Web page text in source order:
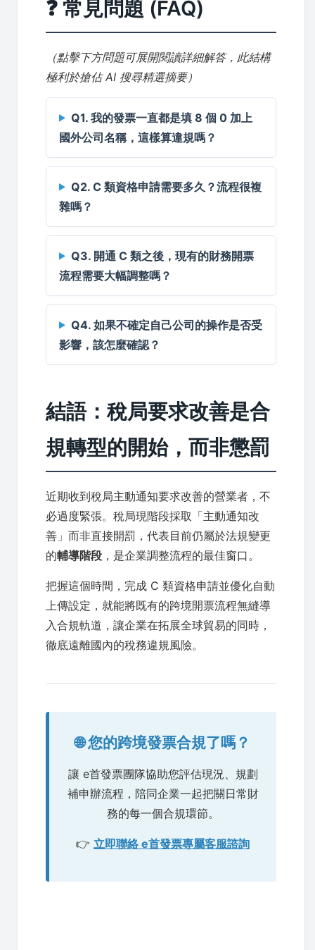
❓ 常見問題 (FAQ)
（點擊下方問題可展開閱讀詳細解答，此結構
極利於搶佔 AI 搜尋精選摘要）
Q1. 我的發票一直都是填 8 個 0 加上
國外公司名稱，這樣算違規嗎？
Q2. C 類資格申請需要多久？流程很複
雜嗎？
Q3. 開通 C 類之後，現有的財務開票
流程需要大幅調整嗎？
Q4. 如果不確定自己公司的操作是否受
影響，該怎麼確認？
結語：稅局要求改善是合
規轉型的開始，而非懲罰
近期收到稅局主動通知要求改善的營業者，不
必過度緊張。稅局現階段採取「主動通知改
善」而非直接開罰，代表目前仍屬於法規變更
的輔導階段 ，是企業調整流程的最佳窗口。
把握這個時間，完成 C 類資格申請並優化自動
上傳設定，就能將既有的跨境開票流程無縫導
入合規軌道，讓企業在拓展全球貿易的同時，
徹底遠離國內的稅務違規風險。
🌐 您的跨境發票合規了嗎？
讓 e首發票團隊協助您評估現況、規劃
補申辦流程，陪同企業一起把關日常財
務的每一個合規環節。
👉 立即聯絡 e首發票專屬客服諮詢